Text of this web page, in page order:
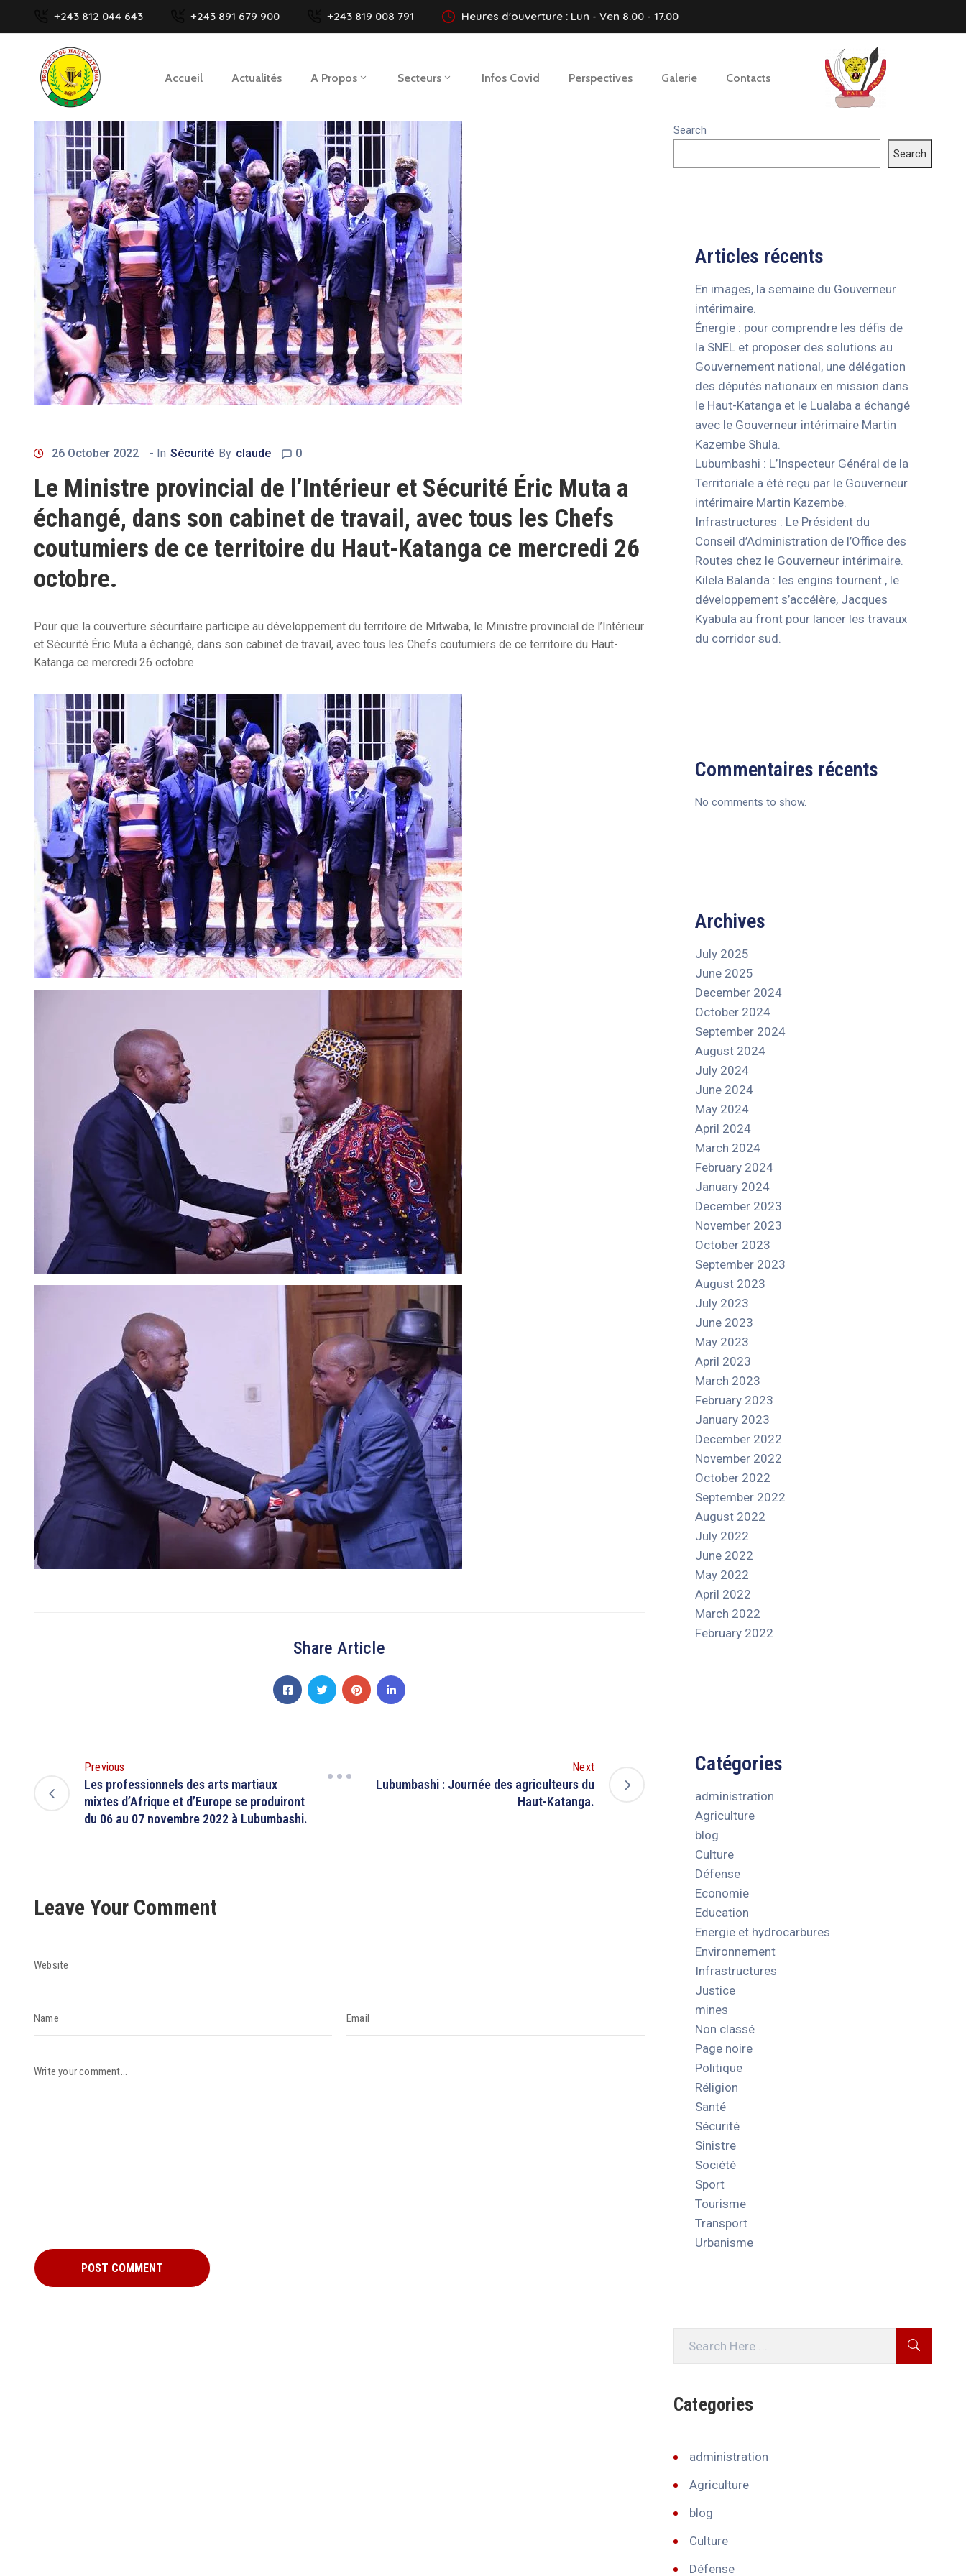
+243 812 044 643 +243 891 679 900 +243 819 008 791 Heures d'ouverture : Lun - Ven 8.00 - 17.00
Accueil Actualités A Propos Secteurs Infos Covid Perspectives Galerie Contacts
26 October 2022 - In Sécurité By claude 0
Le Ministre provincial de l’Intérieur et Sécurité Éric Muta a
échangé, dans son cabinet de travail, avec tous les Chefs
coutumiers de ce territoire du Haut-Katanga ce mercredi 26
octobre.
Pour que la couverture sécuritaire participe au développement du territoire de Mitwaba, le Ministre provincial de l’Intérieur
et Sécurité Éric Muta a échangé, dans son cabinet de travail, avec tous les Chefs coutumiers de ce territoire du Haut-
Katanga ce mercredi 26 octobre.
Share Article
Previous
Les professionnels des arts martiaux
mixtes d’Afrique et d’Europe se produiront
du 06 au 07 novembre 2022 à Lubumbashi.
Next
Lubumbashi : Journée des agriculteurs du
Haut-Katanga.
Leave Your Comment
Search
Search
Articles récents
En images, la semaine du Gouverneur
intérimaire.
Énergie : pour comprendre les défis de
la SNEL et proposer des solutions au
Gouvernement national, une délégation
des députés nationaux en mission dans
le Haut-Katanga et le Lualaba a échangé
avec le Gouverneur intérimaire Martin
Kazembe Shula.
Lubumbashi : L’Inspecteur Général de la
Territoriale a été reçu par le Gouverneur
intérimaire Martin Kazembe.
Infrastructures : Le Président du
Conseil d’Administration de l’Office des
Routes chez le Gouverneur intérimaire.
Kilela Balanda : les engins tournent , le
développement s’accélère, Jacques
Kyabula au front pour lancer les travaux
du corridor sud.
Commentaires récents
No comments to show.
Archives
July 2025
June 2025
December 2024
October 2024
September 2024
August 2024
July 2024
June 2024
May 2024
April 2024
March 2024
February 2024
January 2024
December 2023
November 2023
October 2023
September 2023
August 2023
July 2023
June 2023
May 2023
April 2023
March 2023
February 2023
January 2023
December 2022
November 2022
October 2022
September 2022
August 2022
July 2022
June 2022
May 2022
April 2022
March 2022
February 2022
Catégories
administration
Agriculture
blog
Culture
Défense
Economie
Education
Energie et hydrocarbures
Environnement
Infrastructures
Justice
mines
Non classé
Page noire
Politique
Réligion
Santé
Sécurité
Sinistre
Société
Sport
Tourisme
Transport
Urbanisme
Categories
administration
Agriculture
blog
Culture
Défense